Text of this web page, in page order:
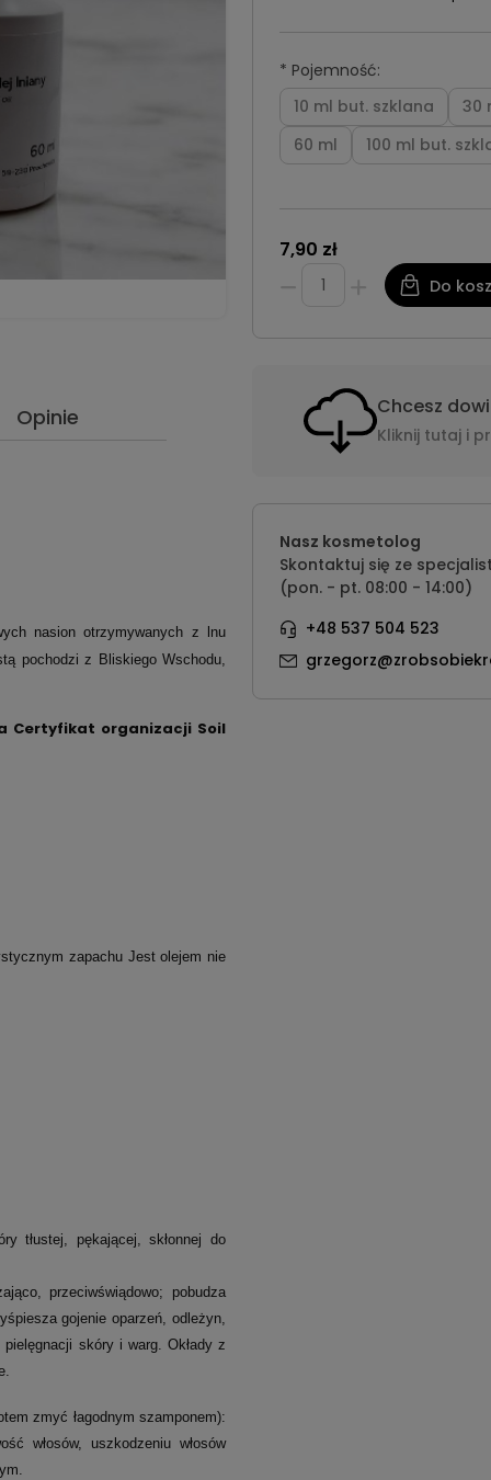
Opinie
nasion otrzymywanych z lnu
pochodzi z Bliskiego Wschodu,
Certyfikat organizacji Soil
zapachu Jest olejem nie
tłustej, pękającej, skłonnej do
przeciwświądowo; pobudza
gojenie oparzeń, odleżyn,
skóry i warg. Okłady z
zmyć łagodnym szamponem):
włosów, uszkodzeniu włosów
* Pojemność:
10 ml but. szklana
30
60 ml
100 ml but.
7,90 zł
Do
Chcesz
Kliknij tutaj i
Nasz kosmetolog
Skontaktuj się ze
(pon. - pt. 08:00 - 14:00)
+48 537 504 523